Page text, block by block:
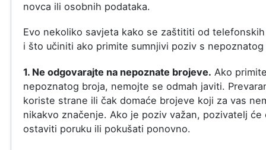
novca ili osobnih podataka.
Evo nekoliko savjeta kako se zaštititi od
i što učiniti ako primite sumnjivi poziv s nepoznatog
1. Ne odgovarajte na nepoznate brojeve. Ako
nepoznatog broja, nemojte se odmah javiti.
koriste strane ili čak domaće brojeve koji za vas
nikakvo značenje. Ako je poziv važan, pozivatelj će
ostaviti poruku ili pokušati ponovno.